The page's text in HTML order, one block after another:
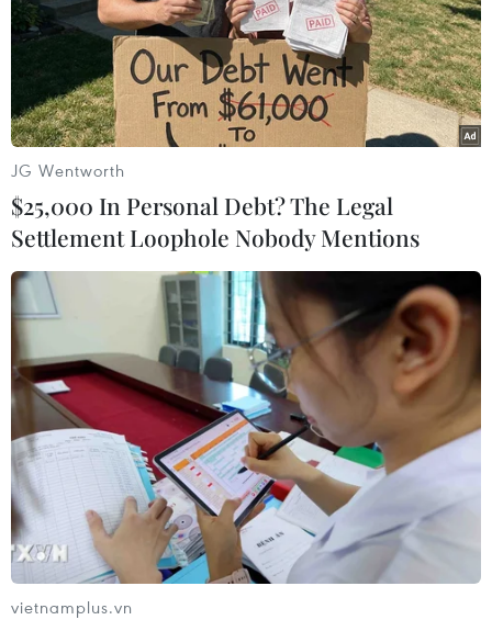
JG Wentworth
$25,000 In Personal Debt? The Legal
Settlement Loophole Nobody Mentions
vietnamplus.vn